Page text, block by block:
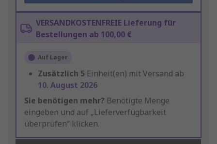
VERSANDKOSTENFREIE Lieferung für
Bestellungen ab 100,00 €
Auf Lager
Zusätzlich 5 Einheit(en) mit Versand ab
10. August 2026
Sie benötigen mehr? Benötigte Menge
eingeben und auf „Lieferverfügbarkeit
überprüfen“ klicken.